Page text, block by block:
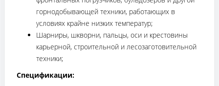
горнодобывающей техники, работающих в
условиях крайне низких температур;
Шарниры, шкворни, пальцы, оси и крестовины
карьерной, строительной и лесозаготовительной
техники;
Спецификации: